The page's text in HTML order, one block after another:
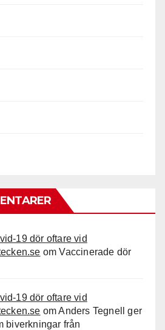
19 dör oftare vid
omVaccinerade dör
19 dör oftare vid
omAnders Tegnell ger
biverkningar från